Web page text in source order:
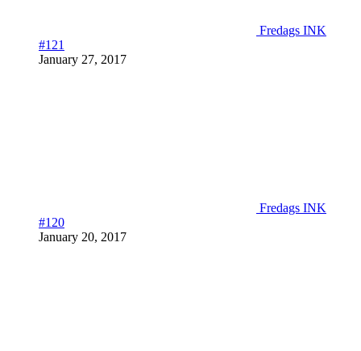
Fredags INK
#121
January 27, 2017
Fredags INK
#120
January 20, 2017